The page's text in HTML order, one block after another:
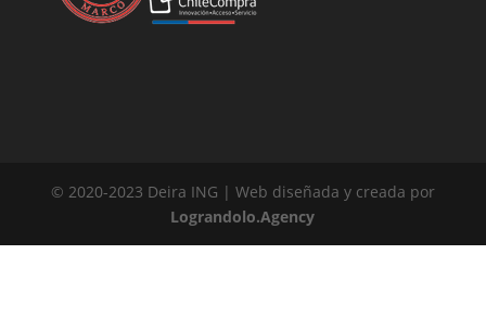
© 2020-2023 Deira ING | Web diseñada y creada por
Lograndolo.Agency